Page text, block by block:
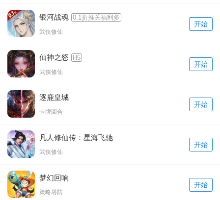
银河战魂 0.1折推关福利多
武侠修仙
开始
仙神之怒 H5
武侠修仙
开始
逐鹿皇城
卡牌回合
开始
凡人修仙传：星海飞驰
武侠修仙
开始
梦幻回响
策略塔防
开始